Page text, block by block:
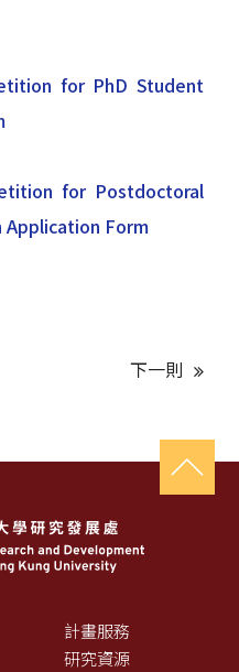
for PhD Student
for Postdoctoral
Application Form
下一則
計畫服務
研究資源